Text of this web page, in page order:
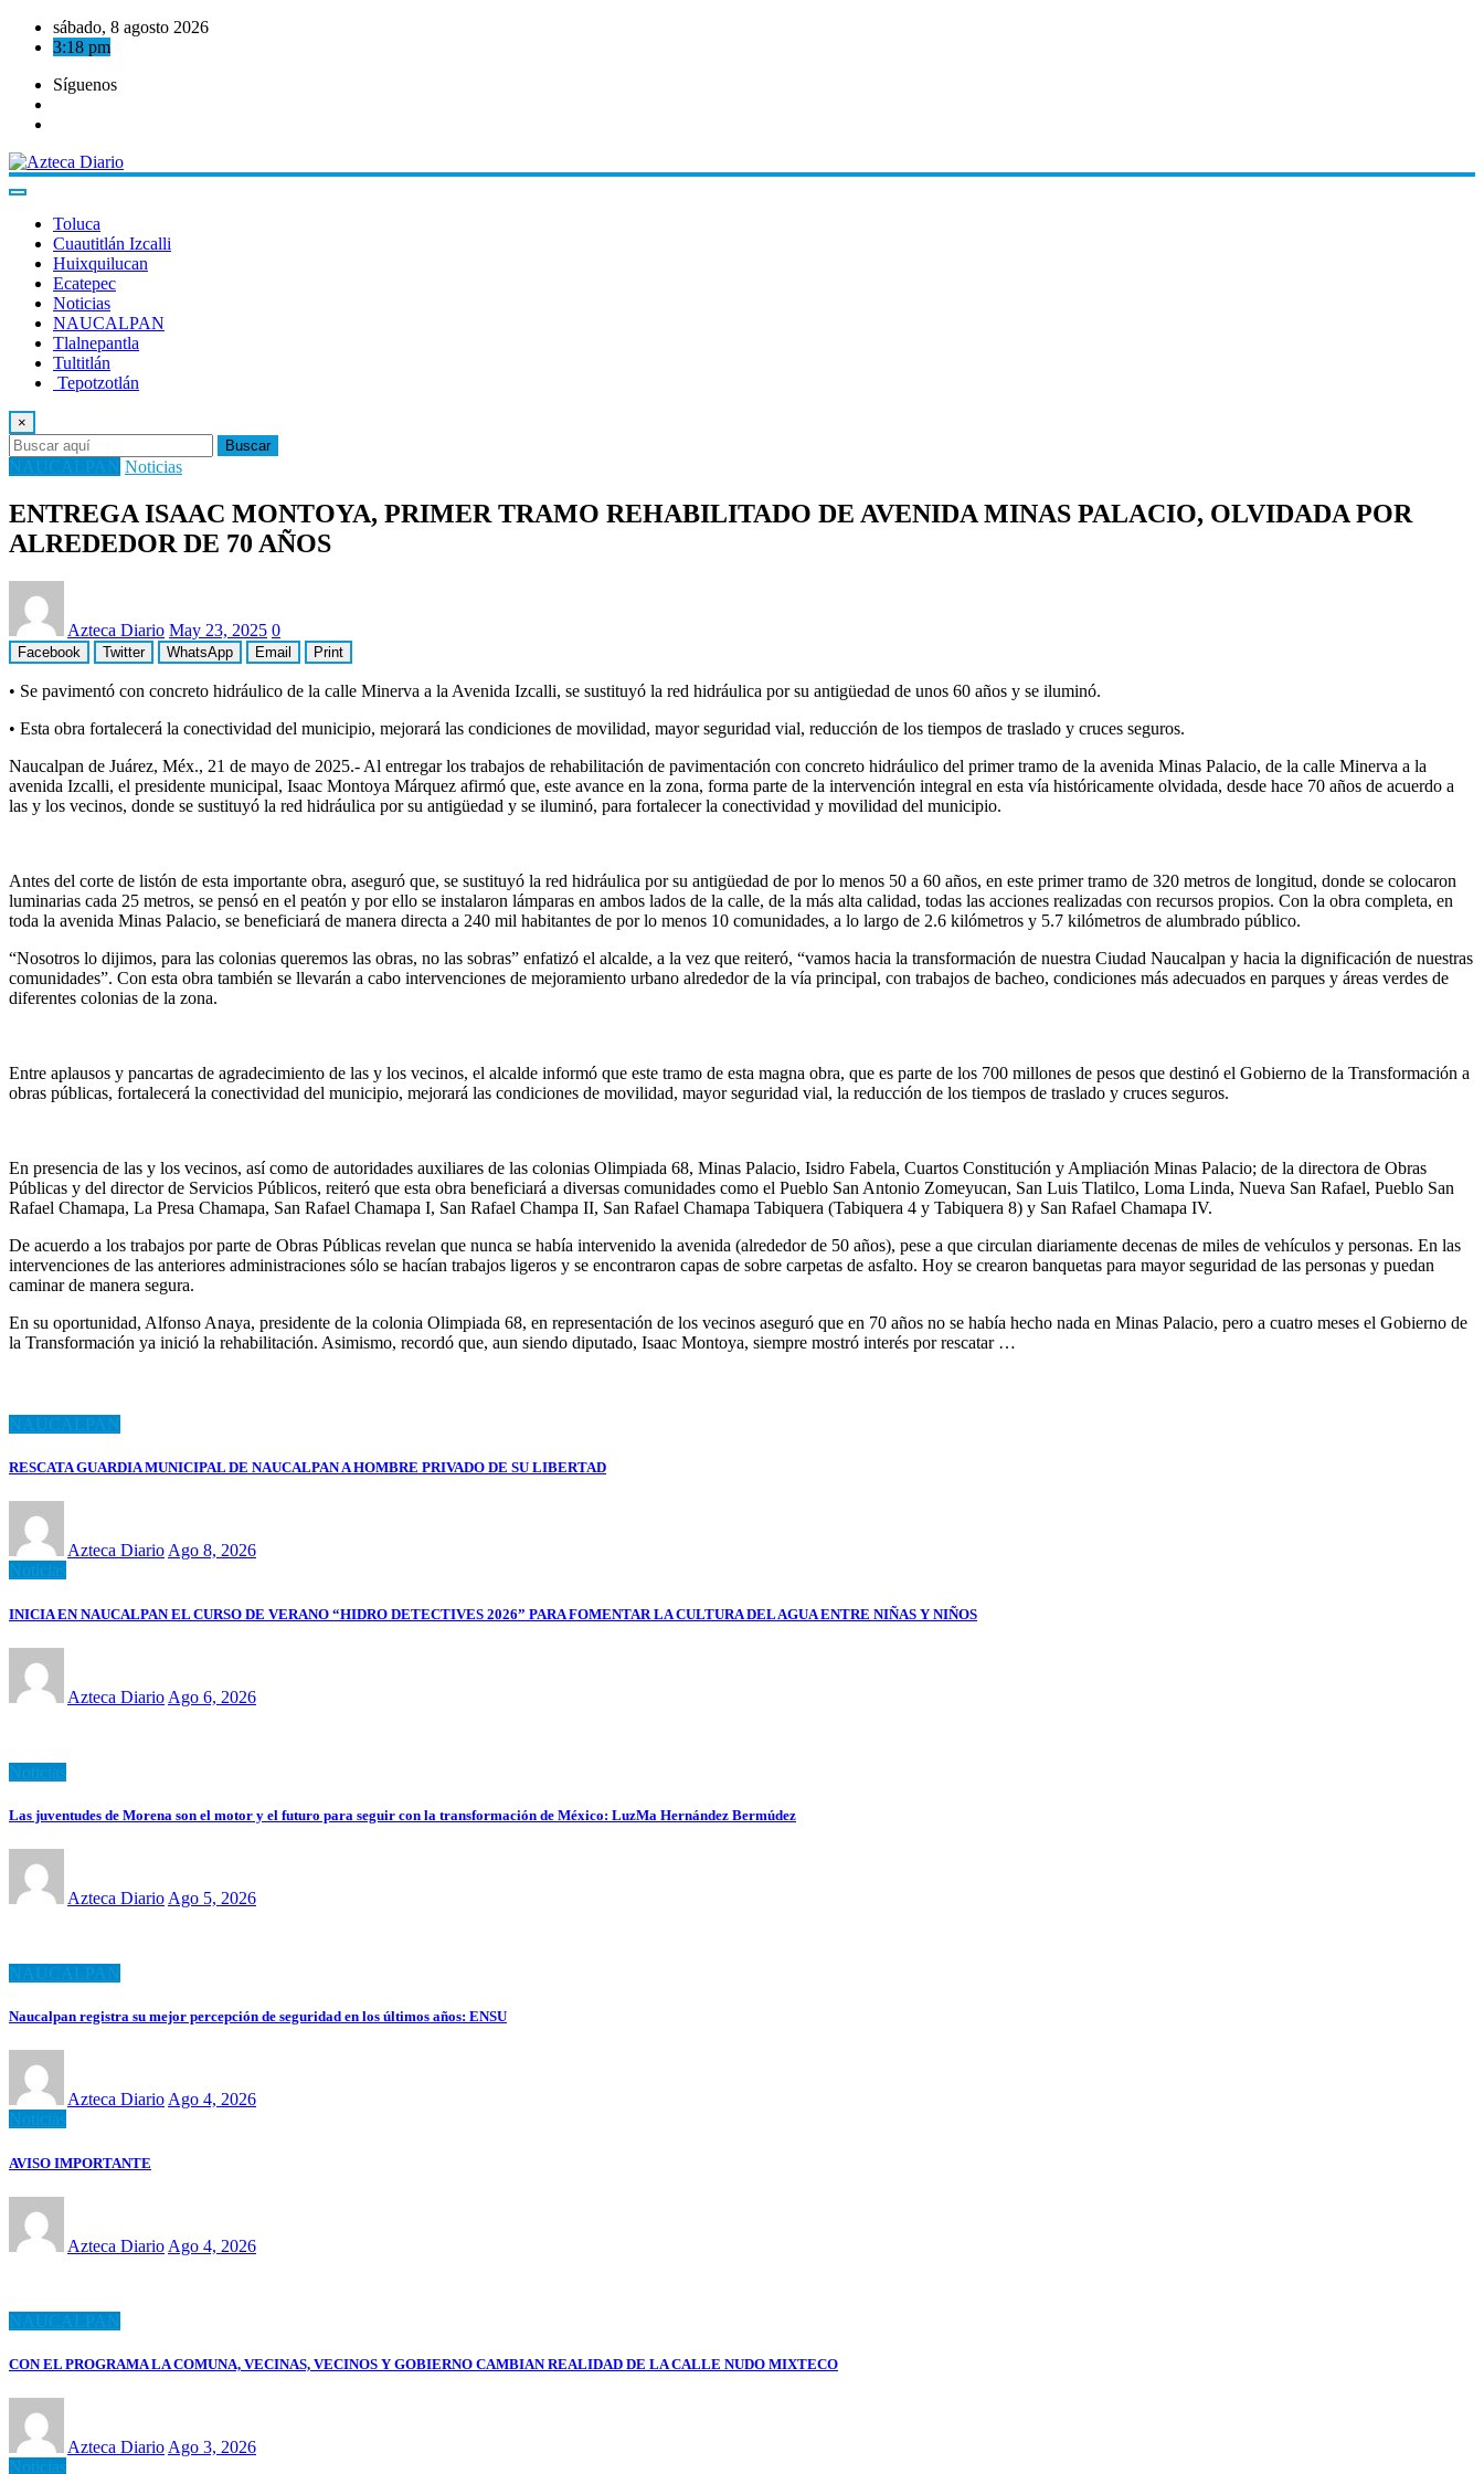
Saltar
sábado, 8 agosto 2026
3:18 pm
Síguenos
Toluca
Cuautitlán Izcalli
Huixquilucan
Ecatepec
Noticias
NAUCALPAN
Tlalnepantla
Tultitlán
Tepotzotlán
×
Buscar
Noticias
ENTREGA ISAAC MONTOYA, PRIMER TRAMO REHABILITADO DE AVENIDA MINAS PALACIO, OLVIDADA POR
ALREDEDOR DE 70 AÑOS
Azteca Diario May 23, 2025 0
Facebook Twitter WhatsApp Email Print
•⁠ ⁠Se pavimentó con concreto hidráulico de la calle Minerva a la Avenida Izcalli, se sustituyó la red hidráulica por su antigüedad de unos 60 años y se iluminó.
•⁠ ⁠Esta obra fortalecerá la conectividad del municipio, mejorará las condiciones de movilidad, mayor seguridad vial, reducción de los tiempos de traslado y cruces seguros.
Naucalpan de Juárez, Méx., 21 de mayo de 2025.- Al entregar los trabajos de rehabilitación de pavimentación con concreto hidráulico del primer tramo de la avenida Minas Palacio, de la calle Minerva a la
avenida Izcalli, el presidente municipal, Isaac Montoya Márquez afirmó que, este avance en la zona, forma parte de la intervención integral en esta vía históricamente olvidada, desde hace 70 años de acuerdo a
las y los vecinos, donde se sustituyó la red hidráulica por su antigüedad y se iluminó, para fortalecer la conectividad y movilidad del municipio.
Antes del corte de listón de esta importante obra, aseguró que, se sustituyó la red hidráulica por su antigüedad de por lo menos 50 a 60 años, en este primer tramo de 320 metros de longitud, donde se colocaron
luminarias cada 25 metros, se pensó en el peatón y por ello se instalaron lámparas en ambos lados de la calle, de la más alta calidad, todas las acciones realizadas con recursos propios. Con la obra completa, en
toda la avenida Minas Palacio, se beneficiará de manera directa a 240 mil habitantes de por lo menos 10 comunidades, a lo largo de 2.6 kilómetros y 5.7 kilómetros de alumbrado público.
“Nosotros lo dijimos, para las colonias queremos las obras, no las sobras” enfatizó el alcalde, a la vez que reiteró, “vamos hacia la transformación de nuestra Ciudad Naucalpan y hacia la dignificación de nuestras
comunidades”. Con esta obra también se llevarán a cabo intervenciones de mejoramiento urbano alrededor de la vía principal, con trabajos de bacheo, condiciones más adecuados en parques y áreas verdes de
diferentes colonias de la zona.
Entre aplausos y pancartas de agradecimiento de las y los vecinos, el alcalde informó que este tramo de esta magna obra, que es parte de los 700 millones de pesos que destinó el Gobierno de la Transformación a
obras públicas, fortalecerá la conectividad del municipio, mejorará las condiciones de movilidad, mayor seguridad vial, la reducción de los tiempos de traslado y cruces seguros.
En presencia de las y los vecinos, así como de autoridades auxiliares de las colonias Olimpiada 68, Minas Palacio, Isidro Fabela, Cuartos Constitución y Ampliación Minas Palacio; de la directora de Obras
Públicas y del director de Servicios Públicos, reiteró que esta obra beneficiará a diversas comunidades como el Pueblo San Antonio Zomeyucan, San Luis Tlatilco, Loma Linda, Nueva San Rafael, Pueblo San
Rafael Chamapa, La Presa Chamapa, San Rafael Chamapa I, San Rafael Champa II, San Rafael Chamapa Tabiquera (Tabiquera 4 y Tabiquera 8) y San Rafael Chamapa IV.
De acuerdo a los trabajos por parte de Obras Públicas revelan que nunca se había intervenido la avenida (alrededor de 50 años), pese a que circulan diariamente decenas de miles de vehículos y personas. En las
intervenciones de las anteriores administraciones sólo se hacían trabajos ligeros y se encontraron capas de sobre carpetas de asfalto. Hoy se crearon banquetas para mayor seguridad de las personas y puedan
caminar de manera segura.
En su oportunidad, Alfonso Anaya, presidente de la colonia Olimpiada 68, en representación de los vecinos aseguró que en 70 años no se había hecho nada en Minas Palacio, pero a cuatro meses el Gobierno de
la Transformación ya inició la rehabilitación. Asimismo, recordó que, aun siendo diputado, Isaac Montoya, siempre mostró interés por rescatar …
RESCATA GUARDIA MUNICIPAL DE NAUCALPAN A HOMBRE PRIVADO DE SU LIBERTAD
Azteca Diario Ago 8, 2026
INICIA EN NAUCALPAN EL CURSO DE VERANO “HIDRO DETECTIVES 2026” PARA FOMENTAR LA CULTURA DEL AGUA ENTRE NIÑAS Y NIÑOS
Azteca Diario Ago 6, 2026
Las juventudes de Morena son el motor y el futuro para seguir con la transformación de México: LuzMa Hernández Bermúdez
Azteca Diario Ago 5, 2026
Naucalpan registra su mejor percepción de seguridad en los últimos años: ENSU
Azteca Diario Ago 4, 2026
AVISO IMPORTANTE
Azteca Diario Ago 4, 2026
CON EL PROGRAMA LA COMUNA, VECINAS, VECINOS Y GOBIERNO CAMBIAN REALIDAD DE LA CALLE NUDO MIXTECO
Azteca Diario Ago 3, 2026